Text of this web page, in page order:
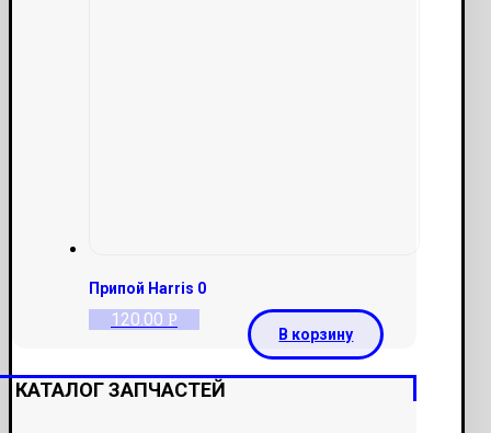
Припой Harris 0
120.00 Р
В корзину
КАТАЛОГ ЗАПЧАСТЕЙ